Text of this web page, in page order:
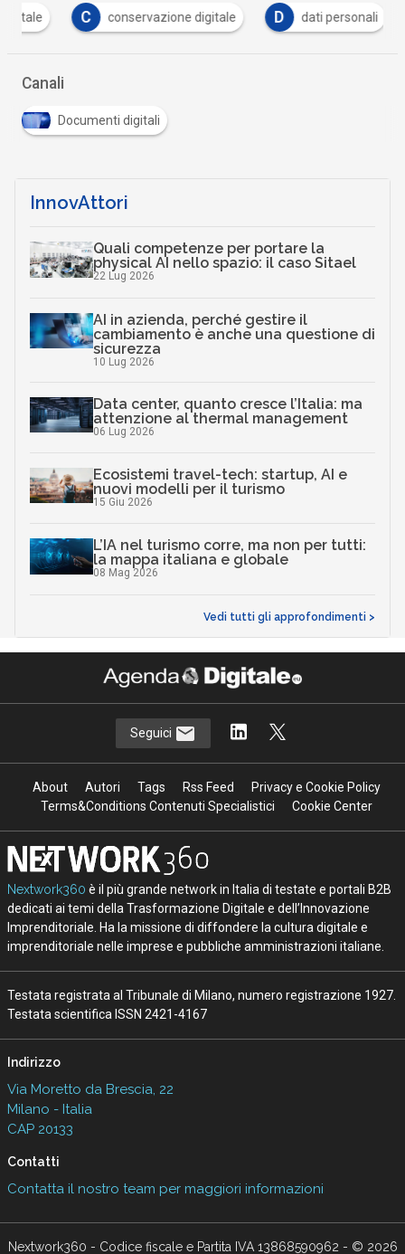
C conservazione digitale D dati personali E
Canali
Documenti digitali
InnovAttori
Quali competenze per portare la
physical AI nello spazio: il caso Sitael
22 Lug 2026
AI in azienda, perché gestire il
cambiamento è anche una questione di
sicurezza
10 Lug 2026
Data center, quanto cresce l’Italia: ma
attenzione al thermal management
06 Lug 2026
Ecosistemi travel-tech: startup, AI e
nuovi modelli per il turismo
15 Giu 2026
L’IA nel turismo corre, ma non per tutti:
la mappa italiana e globale
08 Mag 2026
Vedi tutti gli approfondimenti >
Seguici
About Autori Tags Rss Feed
Privacy e Cookie Policy
Terms&Conditions Contenuti Specialistici
Cookie Center
Nextwork360 è il più grande network in Italia di testate e portali B2B
dedicati ai temi della Trasformazione Digitale e dell’Innovazione
Imprenditoriale. Ha la missione di diffondere la cultura digitale e
imprenditoriale nelle imprese e pubbliche amministrazioni italiane.
Testata registrata al Tribunale di Milano, numero registrazione 1927.
Testata scientifica ISSN 2421-4167
Indirizzo
Via Moretto da Brescia, 22
Milano - Italia
CAP 20133
Contatti
Contatta il nostro team per maggiori informazioni
Nextwork360 - Codice fiscale e Partita IVA 13868590962 - © 2026